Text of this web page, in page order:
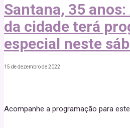
Santana, 35
da cidade terá
especial neste
15 de dezembro de 2022
Acompanhe a programação para